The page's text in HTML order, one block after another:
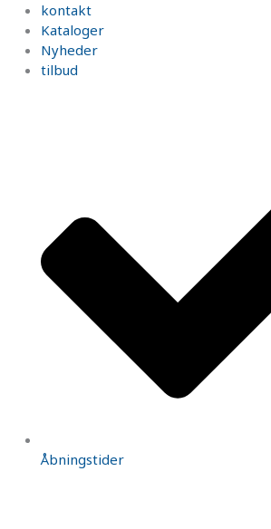
kontakt
Kataloger
Nyheder
tilbud
Åbningstider